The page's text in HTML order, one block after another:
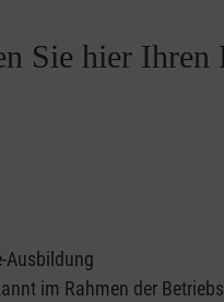
Sie hier
Ausbildung
im Rahmen der